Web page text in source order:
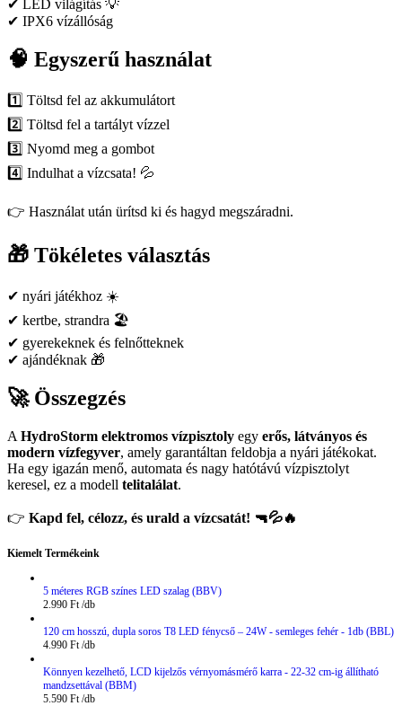
✔ LED világítás 💡
✔ IPX6 vízállóság
🧠 Egyszerű használat
1️⃣ Töltsd fel az akkumulátort
2️⃣ Töltsd fel a tartályt vízzel
3️⃣ Nyomd meg a gombot
4️⃣ Indulhat a vízcsata! 💦
👉 Használat után ürítsd ki és hagyd megszáradni.
🎁 Tökéletes választás
✔ nyári játékhoz ☀️
✔ kertbe, strandra 🏖️
✔ gyerekeknek és felnőtteknek
✔ ajándéknak 🎁
🚀 Összegzés
A HydroStorm elektromos vízpisztoly egy erős, látványos és
modern vízfegyver, amely garantáltan feldobja a nyári játékokat.
Ha egy igazán menő, automata és nagy hatótávú vízpisztolyt
keresel, ez a modell telitalálat.
👉 Kapd fel, célozz, és urald a vízcsatát! 🔫💦🔥
Kiemelt Termékeink
5 méteres RGB színes LED szalag (BBV)
2.990 Ft
120 cm hosszú, dupla soros T8 LED fénycső – 24W - semleges fehér - 1db (BBL)
4.990 Ft
Könnyen kezelhető, LCD kijelzős vérnyomásmérő karra - 22-32 cm-ig állítható
mandzsettával (BBM)
5.590 Ft